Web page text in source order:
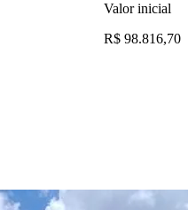
Valor inicial
R$ 98.816,70